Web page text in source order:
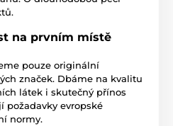
na prvním místě
pouze originální
značek. Dbáme na kvalitu
látek i skutečný přínos
požadavky evropské
normy.